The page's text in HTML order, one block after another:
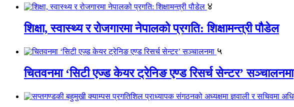
४
शिक्षा, स्वास्थ्य र रोजगारमा नेपालको प्रगति: शिक्षामन्त्री पौडेल
५
चितवनमा ‘सिटी एज्ड केयर ट्रेनिङ एण्ड रिसर्च सेन्टर’ सञ्चालनमा